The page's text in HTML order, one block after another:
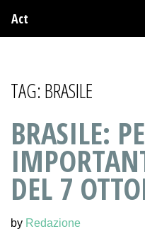
Act
TAG:BRASILE
BRASILE:
DEL 7
by Redazione